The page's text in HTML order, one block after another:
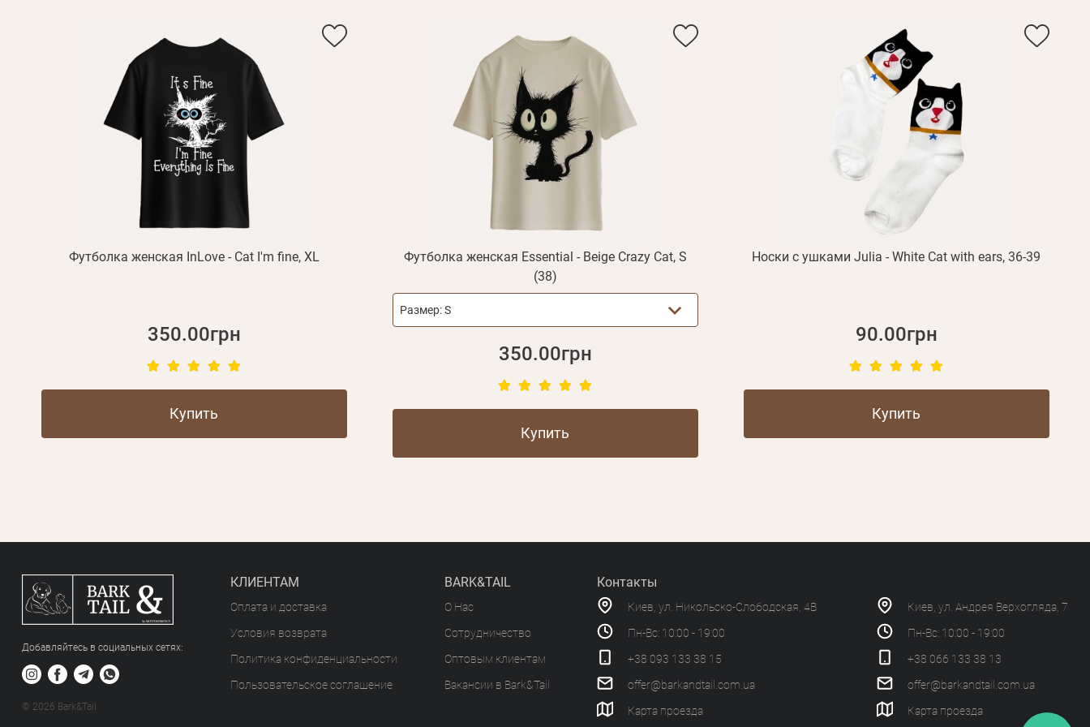
Футболка женская InLove - Cat I'm fine, XL
350.00грн
Купить
Футболка женская Essential - Beige Crazy Cat, S
(38)
Размер:S
350.00грн
Купить
Носки с ушками Julia - White Cat with ears, 36-39
90.00грн
Купить
Добавляйтесь в социальных сетяx:
© 2026 Bark&Tail
КЛИЕНТАМ
Оплата и доставка
Условия возврата
Политика конфиденциальности
Пользовательское соглашение
BARK&TAIL
О Нас
Сотрудничество
Оптовым клиентам
Вакансии в Bark&Tail
Контакты
Киев, ул. Никольско-Слободская, 4В
Пн-Вс: 10:00 - 19:00
+38 093 133 38 15
offer@barkandtail.com.ua
Карта проезда
Киев, ул. Андрея Верхогляда, 7
Пн-Вс: 10:00 - 19:00
+38 066 133 38 13
offer@barkandtail.com.ua
Карта проезда